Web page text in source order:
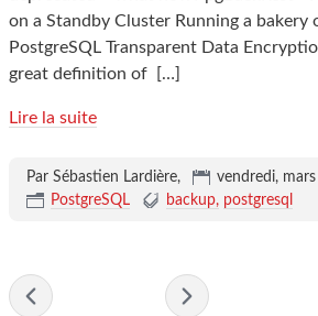
on a Standby Cluster Running a bakery
PostgreSQL Transparent Data
great definition of
[…]
Lire la suite
Par Sébastien Lardière, vendredi,
PostgreSQL
backup postgresql